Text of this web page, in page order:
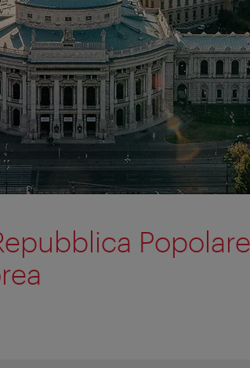
Popolare